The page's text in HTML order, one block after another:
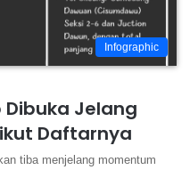
Infographic
Dibuka Jelang
Daftarnya
tiba menjelang momentum